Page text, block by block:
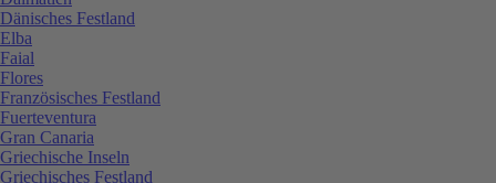
Dänisches Festland
Elba
Faial
Flores
Französisches Festland
Fuerteventura
Gran Canaria
Griechische Inseln
Griechisches Festland